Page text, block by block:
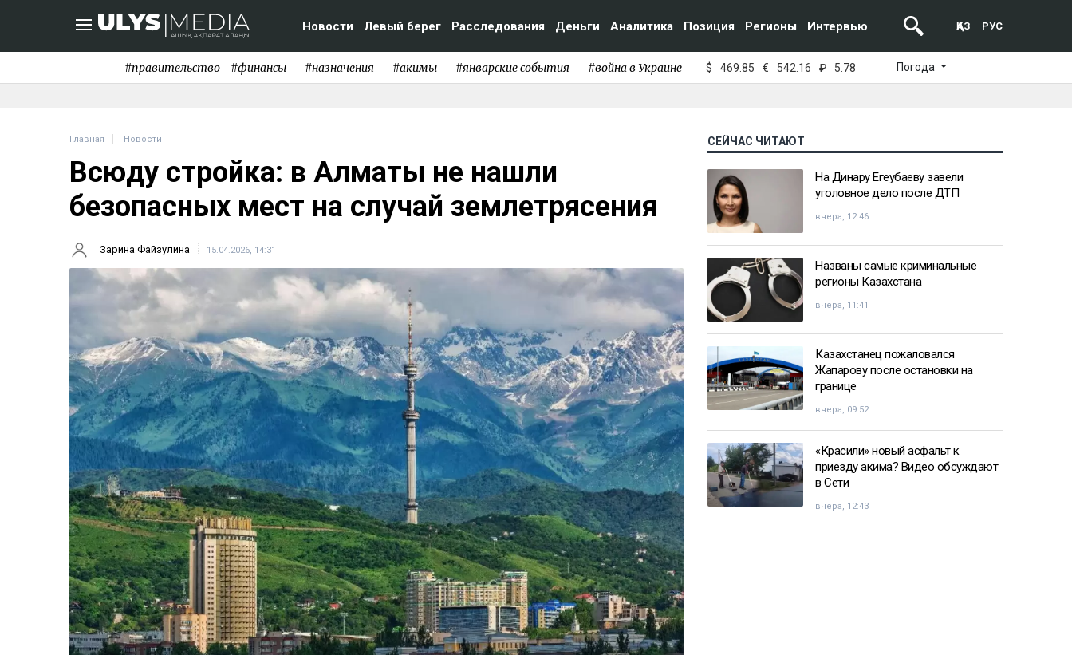
Новости Левый берег Расследования Деньги Аналитика Позиция Регионы Интервью ҚАЗ РУС
#правительство #финансы #назначения #акимы #январские события #война в Украине $ 469.85 € 542.16 ₽ 5.78 Погода
Главная Новости
Всюду стройка: в Алматы не нашли
безопасных мест на случай землетрясения
Зарина Файзулина 15.04.2026, 14:31
СЕЙЧАС ЧИТАЮТ
На Динару Егеубаеву завели
уголовное дело после ДТП
вчера, 12:46
Названы самые криминальные
регионы Казахстана
вчера, 11:41
Казахстанец пожаловался
Жапарову после остановки на
границе
вчера, 09:52
«Красили» новый асфальт к
приезду акима? Видео обсуждают
в Сети
вчера, 12:43